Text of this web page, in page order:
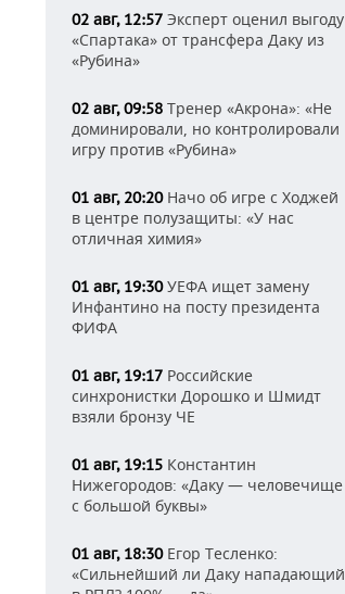
02 авг, 12:57 Эксперт оценил выгоду
«Спартака» от трансфера Даку из
«Рубина»
02 авг, 09:58 Тренер «Акрона»: «Не
доминировали, но контролировали
игру против «Рубина»
01 авг, 20:20Начо об игре с Ходжей
в центре полузащиты: «У нас
отличная химия»
01 авг, 19:30УЕФА ищет замену
Инфантино на посту президента
ФИФА
01 авг, 19:17 Российские
синхронистки Дорошко и Шмидт
взяли бронзу ЧЕ
01 авг, 19:15 Константин
Нижегородов: «Даку — человечище
с большой буквы»
01 авг, 18:30Егор Тесленко:
«Сильнейший ли Даку нападающий